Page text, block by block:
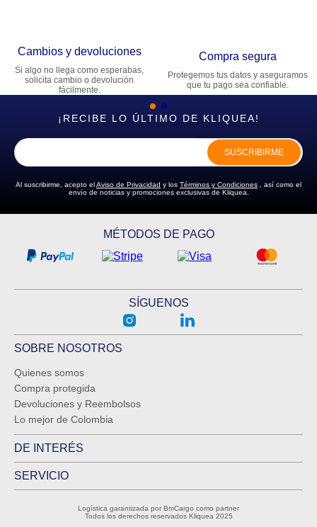
Cambios y devoluciones
Si algo no llega como esperabas,
solicita cambio o devolución
fácilmente.
Compra segura
Protegemos tus datos y aseguramos
que tu pago sea confiable.
¡RECIBE LO ÚLTIMO DE KLIQUEA!
SUSCRIBIRME
Al suscribirme, acepto elAviso de Privacidad y los Términos y Condiciones , así como el
envío de noticias y promociones exclusivas de Kliquea.
MÉTODOS DE PAGO
SÍGUENOS
SOBRE NOSOTROS
Quienes somos
Compra protegida
Devoluciones y Reembolsos
Lo mejor de Colombia
DE INTERÉS
SERVICIO
Logística garantizada por BmCargo como partner
Todos los derechos reservados Kliquea 2025